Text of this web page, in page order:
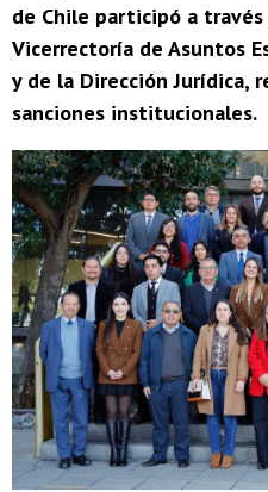
de Chile participó a
Vicerrectoría de Asuntos
y de la Dirección Jurídica,
sanciones institucionales.